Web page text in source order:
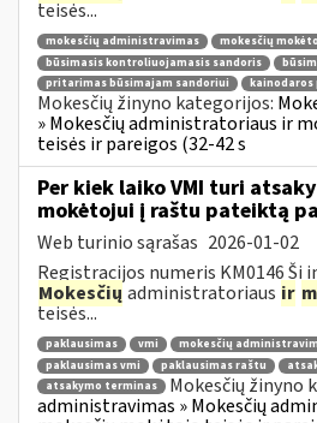
teisės...
mokesčių administravimas mokesčių
būsimasis kontroliuojamasis sandoris
pritarimas būsimajam sandoriui
kainodaros
Mokesčių žinyno kategorijos:
» Mokesčių administratoriaus ir
teisės ir pareigos (32-42 s
Per kiek laiko VMI turi
mokėtojui į raštu pateiktą
Web turinio sąrašas 2026-01-02
Registracijos numeris KM0146 Ši
Mokesčių administratoriaus ir
teisės...
paklausimas vmi mokesčių
paklausimas vmi
paklausimas raštu
atsakymo terminas
Mokesčių žinyno
administravimas » Mokesčių